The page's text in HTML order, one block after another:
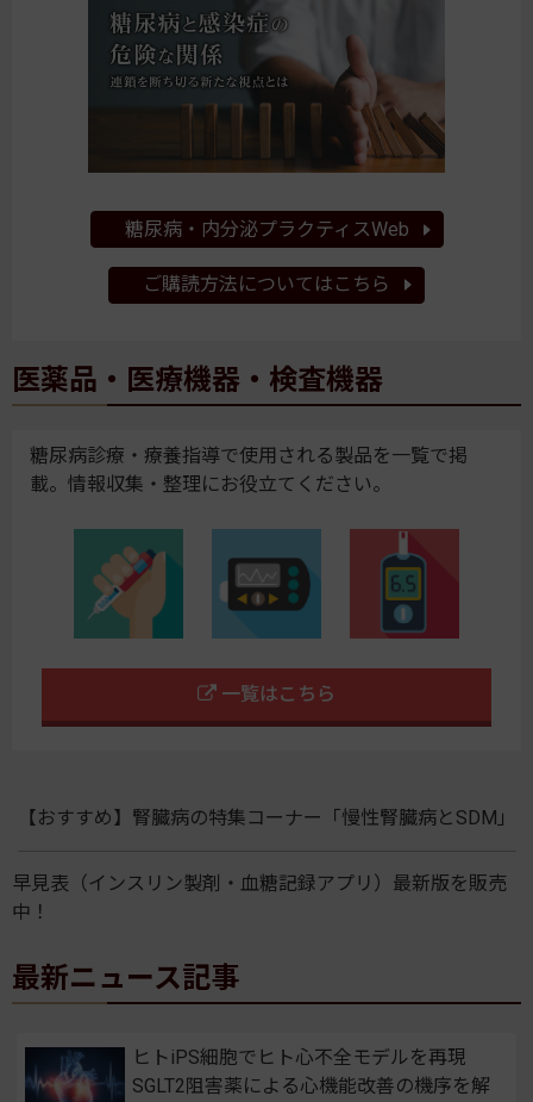
糖尿病・内分泌プラクティスWeb
ご購読方法についてはこちら
医薬品・医療機器・検査機器
糖尿病診療・療養指導で使用される製品を一覧で掲
載。情報収集・整理にお役立てください。
一覧はこちら
【おすすめ】腎臓病の特集コーナー「慢性腎臓病とSDM」
早見表（インスリン製剤・血糖記録アプリ）最新版を販売
中！
最新ニュース記事
ヒトiPS細胞でヒト心不全モデルを再現
SGLT2阻害薬による心機能改善の機序を解